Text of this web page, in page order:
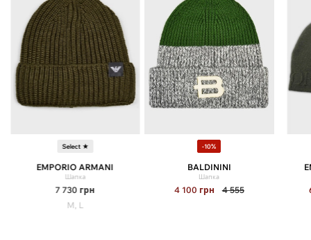
Select ★
EMPORIO ARMANI
Шапка
7 730 грн
M, L
-10%
BALDININI
Шапка
4 100 грн 4 555